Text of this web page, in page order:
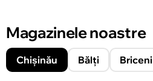
Magazinele noastre
Chișinău Bălți Briceni